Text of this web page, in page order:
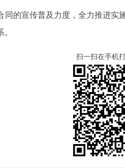
同的宣传普及力度，全力推进
扫一扫在手机